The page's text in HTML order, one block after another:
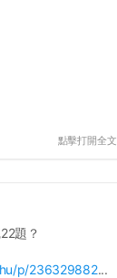
點擊打開全文
題？
p/236329882...